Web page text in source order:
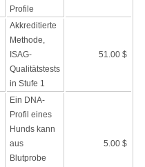
Profile
Akkreditierte
Methode,
ISAG-
Qualitätstests
in Stufe 1
51.00 $
Ein DNA-
Profil eines
Hunds kann
aus
Blutprobe
5.00 $